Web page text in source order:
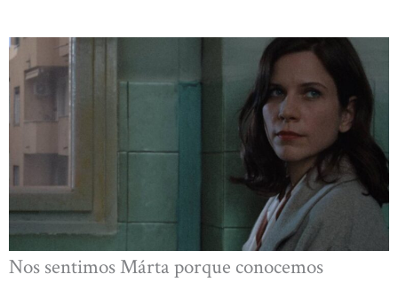
Nos sentimos Márta porque conocemos